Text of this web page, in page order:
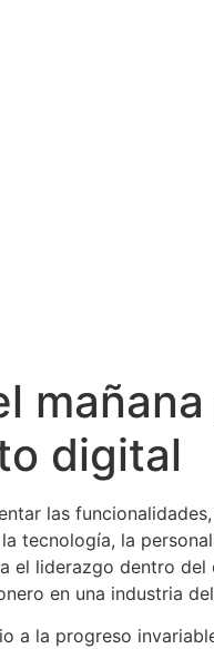
digital
las
tecnología, la
el liderazgo dentro
en una industria
a la progreso